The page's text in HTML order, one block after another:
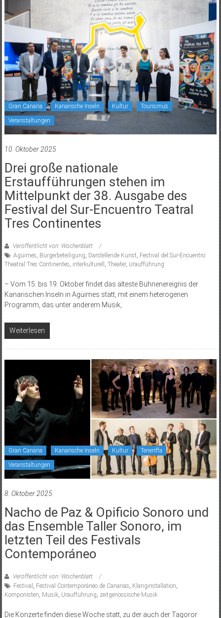
Gran Canaria Kanarische Inseln Kultur Tourismus
Veranstaltungen
10. Oktober 2025
Drei große nationale
Erstaufführungen stehen im
Mittelpunkt der 38. Ausgabe des
Festival del Sur-Encuentro Teatral
Tres Continentes
Veröffentlicht von: Wochenblatt
Agüimes, Bürgerbeteiligung, Darstellende Kunst, Festival del Sur-Encuentro
Theatral Tres Continentes, interkulturell , Theater, Uraufführung
– Vom 15. bis 19. Oktober findet das älteste Bühnenereignis der
Kanarischen Inseln in Agüimes statt, mit einem heterogenen
Programm, das unter anderem Musik,
Weiterlesen
Gran Canaria Kanarische Inseln Kultur Teneriffa
Veranstaltungen
8. Oktober 2025
Nacho de Paz & Opificio Sonoro und
das Ensemble Taller Sonoro, im
letzten Teil des Festivals
Contemporáneo
Veröffentlicht von: Wochenblatt
Festival , Festival Contemporáneo de Canarias, Klanginstallation,
Komponisten, Musik, Uraufführung, zeitgenössische Musik
Die Konzerte finden diese Woche statt, zu der auch der Tagoror